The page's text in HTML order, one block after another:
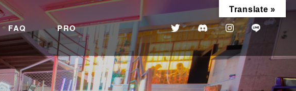
FAQ PRO
Translate »